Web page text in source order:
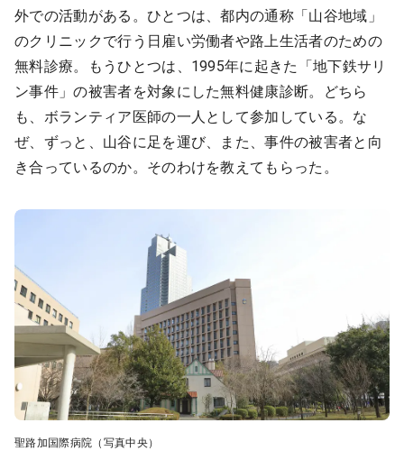
外での活動がある。ひとつは、都内の通称「山谷地域」
のクリニックで行う日雇い労働者や路上生活者のための
無料診療。もうひとつは、1995年に起きた「地下鉄サリ
ン事件」の被害者を対象にした無料健康診断。どちら
も、ボランティア医師の一人として参加している。な
ぜ、ずっと、山谷に足を運び、また、事件の被害者と向
き合っているのか。そのわけを教えてもらった。
聖路加国際病院（写真中央）